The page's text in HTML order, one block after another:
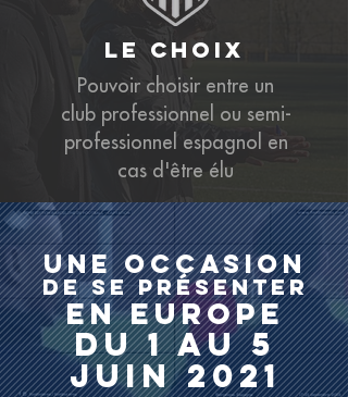
le choix
Pouvoir choisir entre un
club professionnel ou semi-
professionnel espagnol en
cas d'être élu
une occasion
de seprésenter
enEurope
du 1 au 5
juin 2021